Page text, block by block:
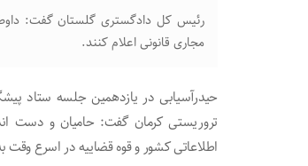
رئیس کل دادگستری گلستان گفت:
مجاری قانونی اعلام کنند.
حیدرآسیابی در یازدهمین جلسه ستاد
تروریستی کرمان گفت: حامیان و دست
اطلاعاتی کشور و قوه قضاییه در اسرع